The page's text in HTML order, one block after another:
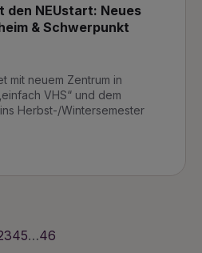
den NEUstart: Neues
& Schwerpunkt
mit neuem Zentrum in
VHS“ und dem
Herbst-/Wintersemester
345…46